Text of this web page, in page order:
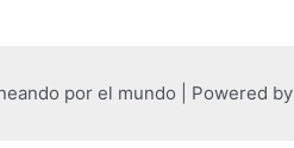
por el mundo | Powered by